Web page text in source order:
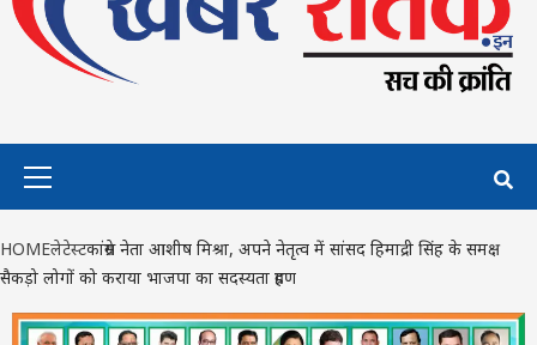
HOMEलेटेस्टकांग्रेस नेता आशीष मिश्रा, अपने नेतृत्व में सांसद हिमाद्री सिंह के समक्ष
सैकड़ो लोगों को कराया भाजपा का सदस्यता ग्रहण